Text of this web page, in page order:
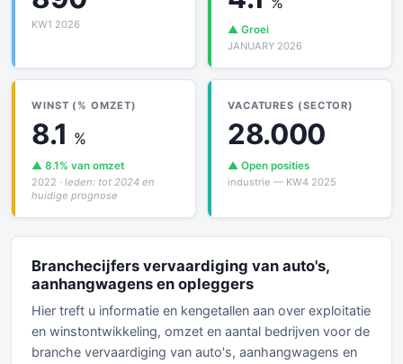
KW1 2026
▲ Groei
JANUARY 2026
WINST (% OMZET)
8.1 %
▲ 8.1% van omzet
2022 · leden: tot 2024 en
huidige prognose
VACATURES (SECTOR)
28.000
▲ Open posities
industrie — KW4 2025
Branchecijfers vervaardiging van auto's,
aanhangwagens en opleggers
Hier treft u informatie en kengetallen aan over exploitatie
en winstontwikkeling, omzet en aantal bedrijven voor de
branche vervaardiging van auto's, aanhangwagens en